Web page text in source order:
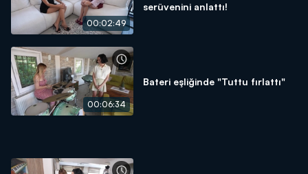
00:02:49
serüvenini anlattı!
00:06:34
Bateri eşliğinde "Tuttu fırlattı"